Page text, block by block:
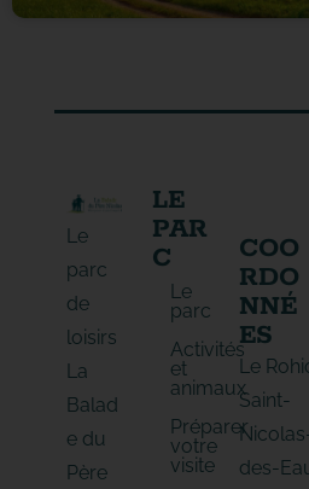
Le
parc
de
loisirs
La
Balad
e du
Père
LE
PAR
C
Le
parc
Activités
et
animaux
Préparer
votre
visite
COO
RDO
NNÉ
ES
Le
Saint-
des-